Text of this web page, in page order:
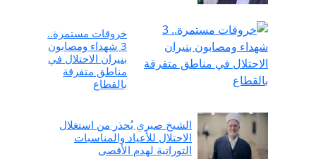
خروقات مستمرة..
3 شهداء ومصابون
بنيران الاحتلال في
مناطق متفرقة
بالقطاع
الشيخ صبري يُحذر من استغلال
الاحتلال للأعياد والمناسبات
التوراتية لهدم الأقصى